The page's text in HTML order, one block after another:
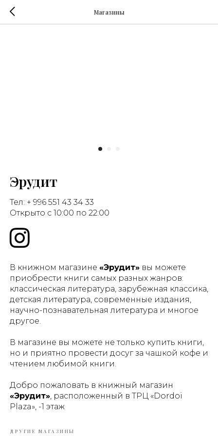
Магазины
Эрудит
Тел: + 996 551 43 34 33
Открыто с 10:00 по 22:00
В книжном магазине «Эрудит» вы можете
приобрести книги самых разных жанров:
классическая литература, зарубежная классика,
детская литература, современные издания,
научно-познавательная литература и многое
другое.
В магазине вы можете не только купить книги,
но и приятно провести досуг за чашкой кофе и
чтением любимой книги.
Добро пожаловать в книжный магазин
«Эрудит», расположенный в ТРЦ «Dordoi
Plaza», -1 этаж
ДРУГИЕ МАГАЗИНЫ